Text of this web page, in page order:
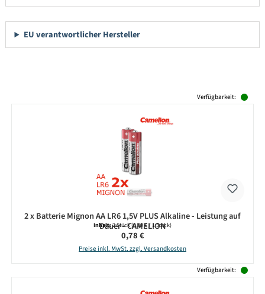
EU verantwortlicher Hersteller
Verfügbarkeit:
2 x Batterie Mignon AA LR6 1,5V PLUS Alkaline - Leistung auf
Dauer - CAMELION
Inhalt:2 Stück(0,39 € / 1 Stück)
Regulärer Preis:
0,78 €
Preise inkl. MwSt. zzgl. Versandkosten
Verfügbarkeit: